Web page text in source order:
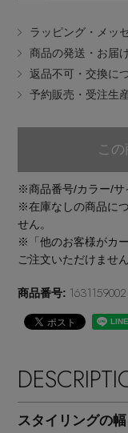
チャーム・ス
EDITOR'S
メルマガ
PERSONAL
エディター厳選ギ
ラッピング・メッ
商品の発送・お届
返品不可・交換に
予約販売・受注生
こ
※商品番号/カラー/サ
※在庫なしの商品に
せん。
※「他のお客様がカ
ご注文いただけません
商品番号: 1631159002
スタイリングの